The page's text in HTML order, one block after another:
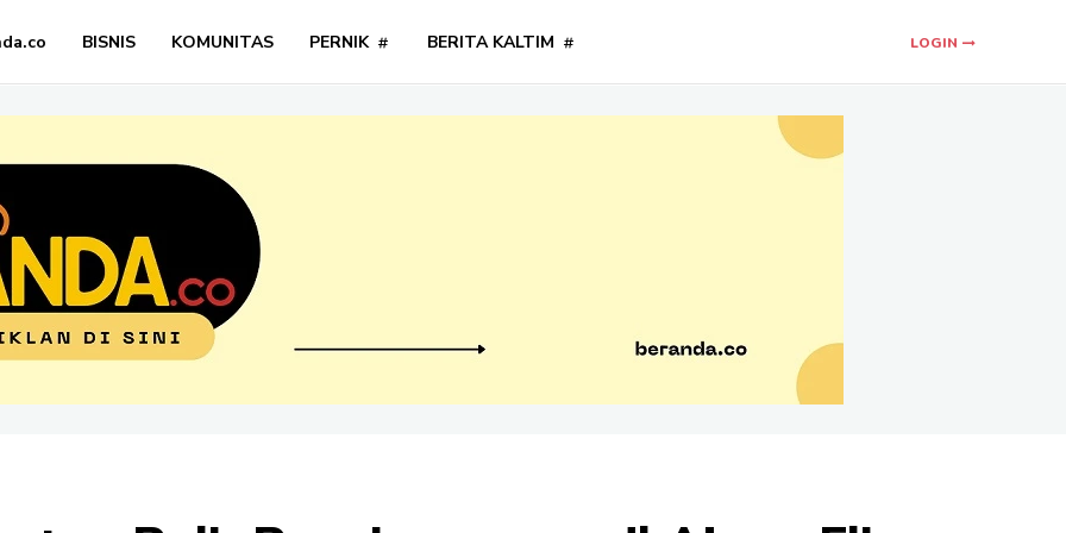
BISNIS KOMUNITAS PERNIK BERITA KALTIM LOGIN